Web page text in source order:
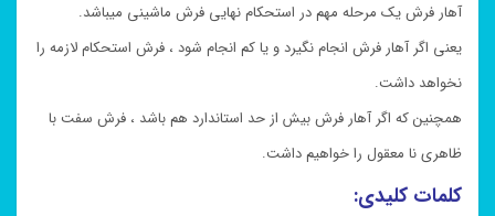
آهار فرش یک مرحله مهم در استحکام نهایی فرش ماشینی میباشد.
یعنی اگر آهار فرش انجام نگیرد و یا کم انجام شود ، فرش استحکام لازمه را
نخواهد داشت.
همچنین که اگر آهار فرش بیش از حد استاندارد هم باشد ، فرش سفت با
ظاهری نا معقول را خواهیم داشت.
کلمات کلیدی: